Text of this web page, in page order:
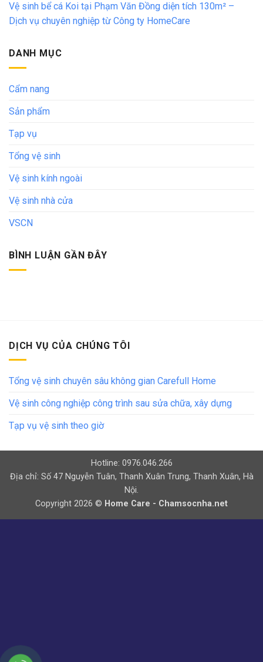
Vệ sinh bể cá Koi tại Phạm Văn Đồng diện tích 130m² –
Dịch vụ chuyên nghiệp từ Công ty HomeCare
DANH MỤC
Cẩm nang
Sản phẩm
Tạp vụ
Tổng vệ sinh
Vệ sinh kính ngoài
Vệ sinh nhà cửa
VSCN
BÌNH LUẬN GẦN ĐÂY
DỊCH VỤ CỦA CHÚNG TÔI
Tổng vệ sinh chuyên sâu không gian Carefull Home
Vệ sinh công nghiệp công trình sau sửa chữa, xây dựng
Tạp vụ vệ sinh theo giờ
Hotline: 0976.046.266
Địa chỉ: Số 47 Nguyễn Tuân, Thanh Xuân Trung, Thanh Xuân, Hà
Nội.
Copyright 2026 © Home Care - Chamsocnha.net